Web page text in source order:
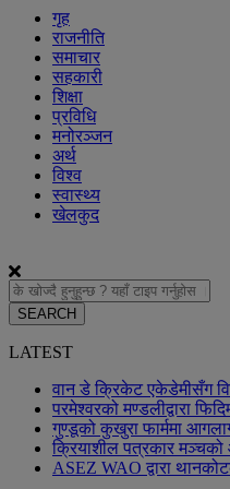
गृह
राजनीति
समाचार
सहकारी
शिक्षा
प्रविधि
मनोरञ्जन
अर्थ
विश्व
स्वास्थ्य
खेलकुद
SEARCH
LATEST
वान डे क्रिकेट एकेडेमीसँग
परमेश्वरको मण्डलीद्वारा
गुण्डूको कुखुरा फार्ममा
क्रियाशील पत्रकार मञ्चको
ASEZ WAO द्वारा